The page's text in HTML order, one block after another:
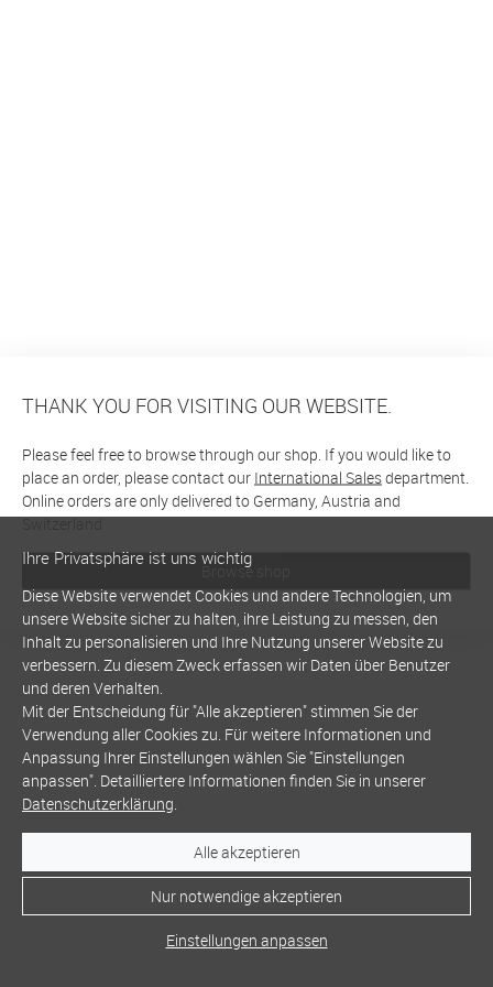
THANK YOU FOR VISITING OUR WEBSITE.
Please feel free to browse through our shop. If you would like to
place an order, please contact our International Salesdepartment.
Online orders are only delivered to Germany, Austria and
Switzerland
Browse shop
Ihre Privatsphäre ist uns wichtig
Diese Website verwendet Cookies und andere Technologien, um
unsere Website sicher zu halten, ihre Leistung zu messen, den
Inhalt zu personalisieren und Ihre Nutzung unserer Website zu
verbessern. Zu diesem Zweck erfassen wir Daten über Benutzer
und deren Verhalten.
Mit der Entscheidung für "Alle akzeptieren" stimmen Sie der
Verwendung aller Cookies zu. Für weitere Informationen und
Anpassung Ihrer Einstellungen wählen Sie "Einstellungen
anpassen". Detailliertere Informationen finden Sie in unserer
Datenschutzerklärung.
Alle akzeptieren
Nur notwendige akzeptieren
Einstellungen anpassen